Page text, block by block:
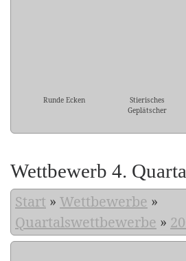
Runde Ecken
Stierisches
Geplätscher
Wettbewerb 4.
Start » Wettbewerbe »
Quartalswettbewerbe »